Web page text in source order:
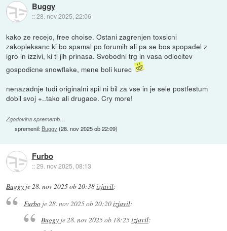
Buggy
::28. nov 2025, 22:06
kako ze recejo, free choise. Ostani zagrenjen toxsicni
zakopleksanc ki bo spamal po forumih ali pa se bos spopadel z
igro in izzivi, ki ti jih prinasa. Svobodni trg in vasa odlocitev
gospodicne snowflake, mene boli kurec
nenazadnje tudi originalni spil ni bil za vse in je sele postfestum
dobil svoj +..tako ali drugace. Cry more!
Zgodovina sprememb…
spremenil: Buggy (28. nov 2025 ob 22:09)
Furbo
::29. nov 2025, 08:13
Buggy je28. nov 2025 ob 20:38izjavil:
Furboje 28. nov 2025 ob 20:20izjavil:
Buggy je28. nov 2025 ob 18:25izjavil: